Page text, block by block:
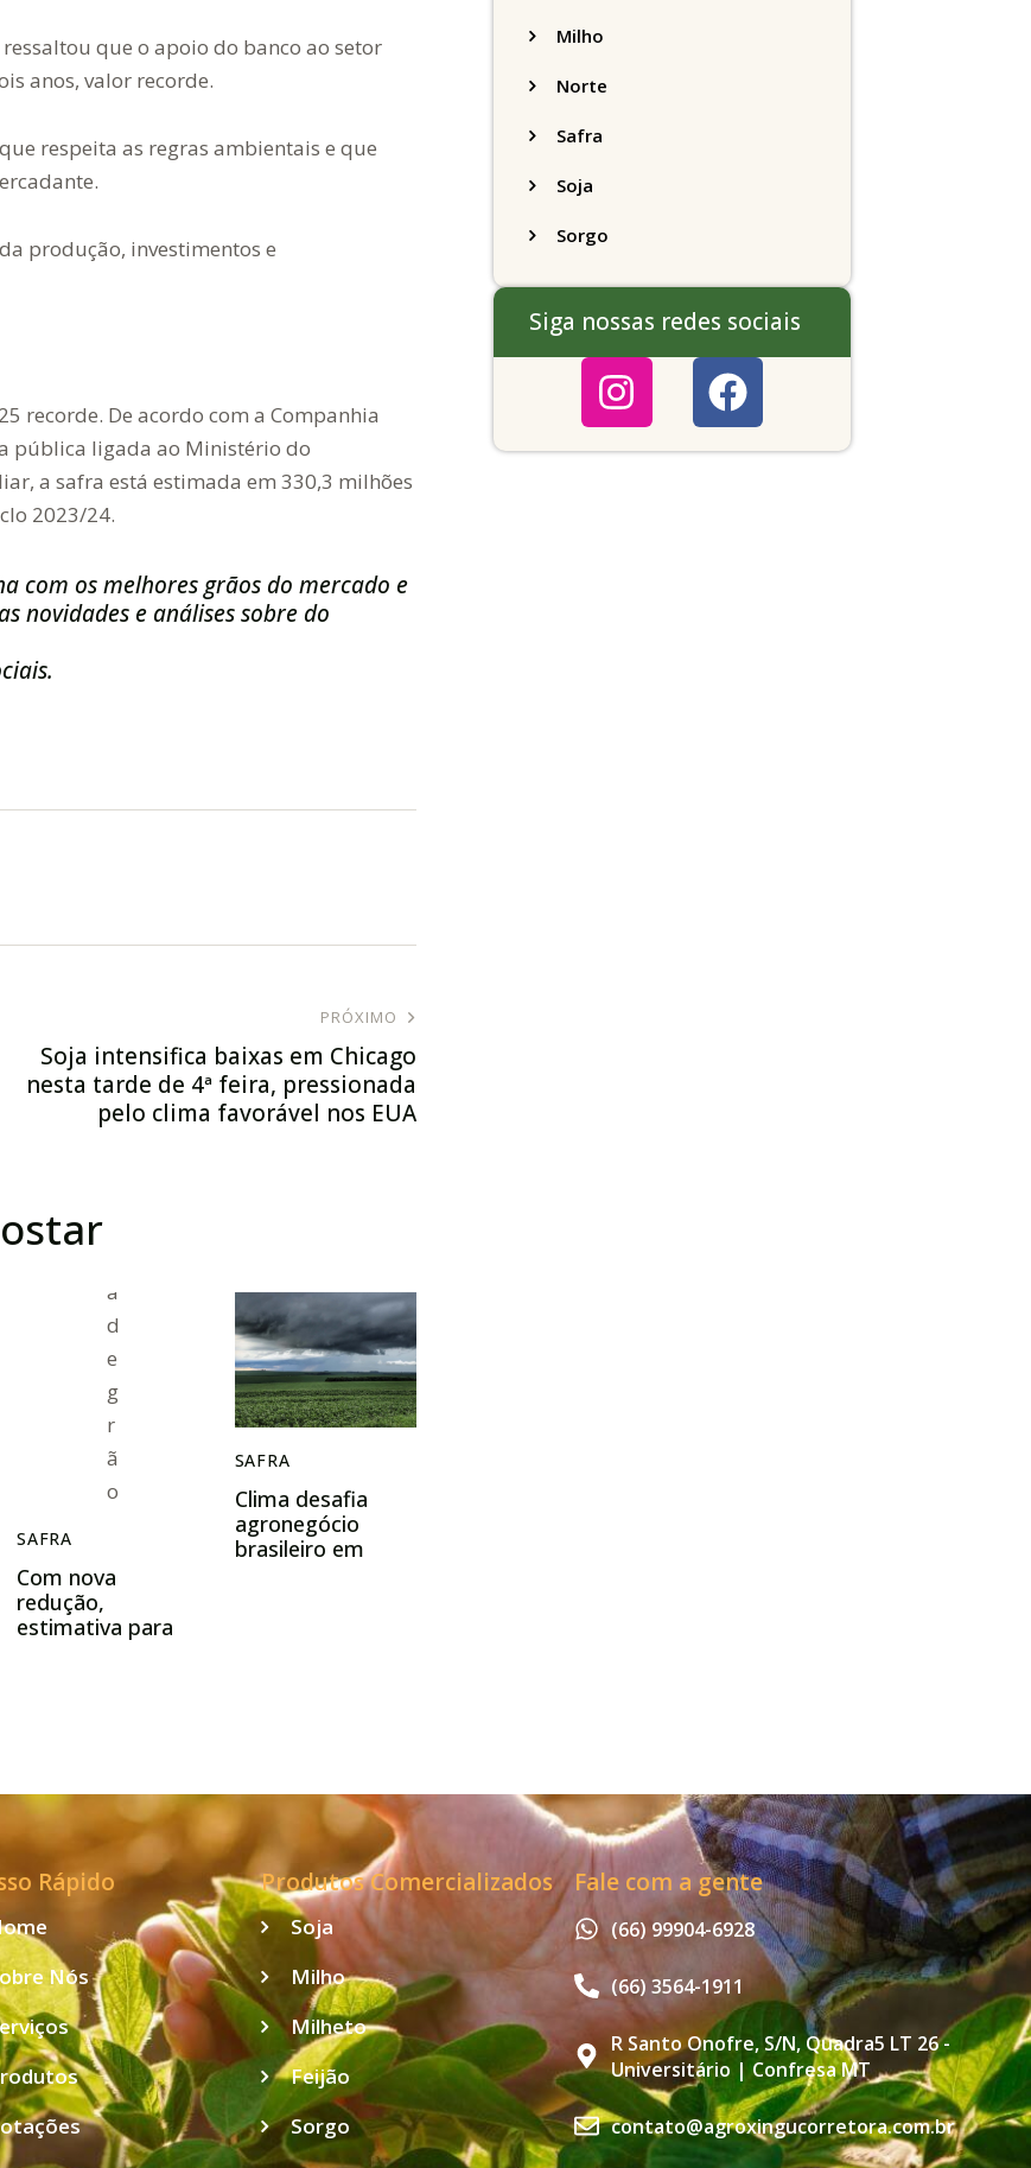
que o apoio do banco ao setor
anos, valor recorde.
respeita as regras ambientais e que
produção, investimentos e
recorde. De acordo com a Companhia
pública ligada ao Ministério do
a safra está estimada em 330,3 milhões
2023/24.
com os melhores grãos do mercado e
novidades e análises sobre do
PRÓXIMO
Soja intensifica baixas em Chicago
nesta tarde de 4ª feira, pressionada
pelo clima favorável nos EUA
SAFRA
Com nova
redução,
estimativa para
SAFRA
Clima desafia
agronegócio
brasileiro em
Milho
Norte
Safra
Soja
Sorgo
Siga nossas redes sociais
Rápido
Nós
Produtos Comercializados
Soja
Milho
Milheto
Feijão
Sorgo
Fale com a gente
(66) 99904-6928
(66) 3564-1911
R Santo Onofre, S/N, Quadra5 LT 26 -
Universitário | Confresa MT
contato@agroxingucorretora.com.br